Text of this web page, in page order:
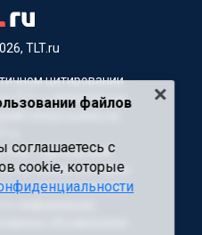
TLT.ru
цитировании
TLT.ru обязательна.
"Партнерский
на правах рекламы.
ответственности
информации,
объявлениях
файлов
соглашаетесь с
cookie, которые